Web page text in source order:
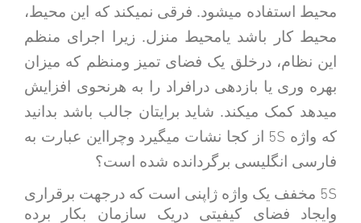
محیط استفاده میشود. فرقی نمیکند که این محیط،
محیط کار باشد یامحیط منزل. زیرا اجرای منظم
این نظام، درخلق یک فضای تمیز ومنظم که میزان
بهره وری یا بازدهی درافراد را به هرنحوی افزایش
میدهد کمک میکند. شاید برایتان جالب باشد بدانید
که واژه 5S از کجا نشات میگیرد وچرااین عبارت به
فارسی انگلیسی برگردانده شده است؟
5S مخفف یک واژه ژاپنی است که درجهت برقراری
وایجاد فضای کیفیتی دریک سازمان بکار برده